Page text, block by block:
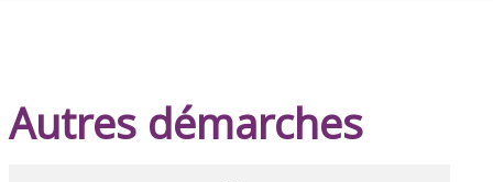
Autres démarches